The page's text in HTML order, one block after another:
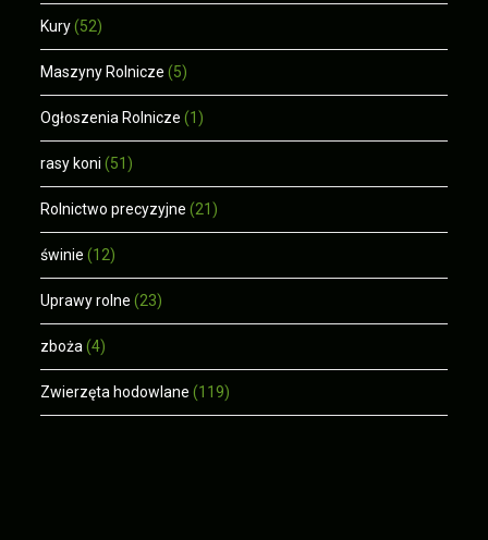
Kury (52)
Maszyny Rolnicze (5)
Ogłoszenia Rolnicze (1)
rasy koni (51)
Rolnictwo precyzyjne (21)
świnie (12)
Uprawy rolne (23)
zboża (4)
Zwierzęta hodowlane (119)